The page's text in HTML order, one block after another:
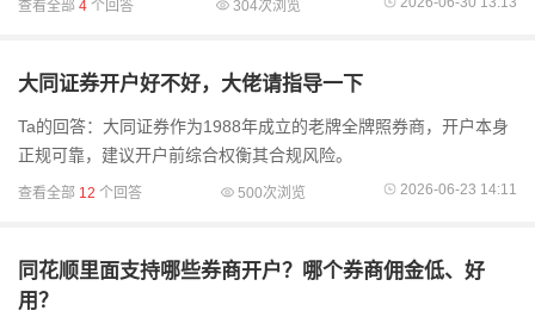
查看全部 4 个回答 304次浏览
大同证券开户好不好，大佬请指导一下
Ta的回答：大同证券作为1988年成立的老牌全牌照券商，开户本身
正规可靠，建议开户前综合权衡其合规风险。
查看全部 12 个回答 500次浏览 2026-06-23 14:11
同花顺里面支持哪些券商开户？哪个券商佣金低、好
用？